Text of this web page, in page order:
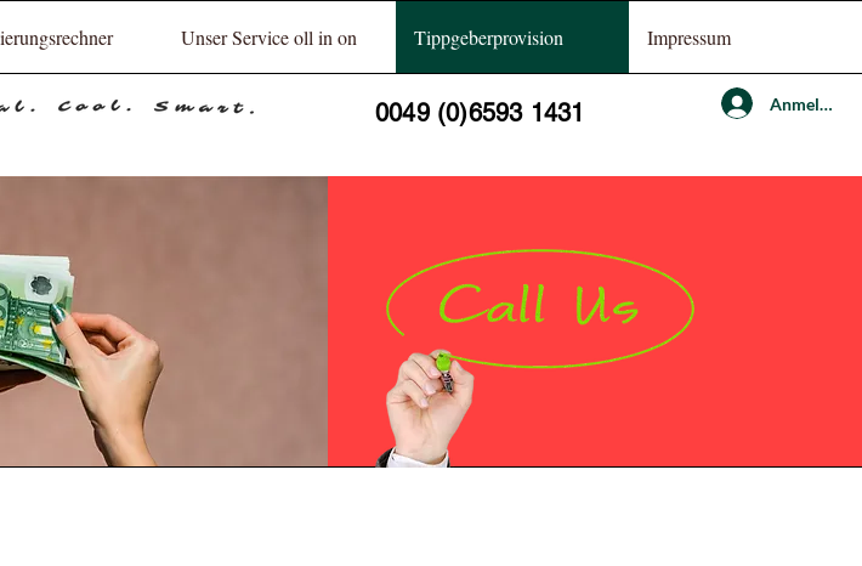
Unser Service oll in on Tippgeberprovision Impressum
0049 (0)6593 1431 Anmelden